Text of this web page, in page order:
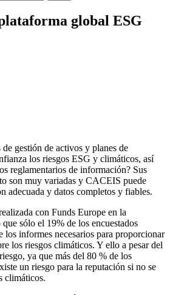
global ESG
de gestión de activos y planes de
los riesgos ESG y climáticos, así
reglamentarios de información? Sus
son muy variadas y CACEIS puede
adecuada y datos completos y fiables.
con Funds Europe en la
sólo el 19% de los encuestados
los informes necesarios para proporcionar
los riesgos climáticos. Y ello a pesar del
ya que más del 80 % de los
un riesgo para la reputación si no se
climáticos.